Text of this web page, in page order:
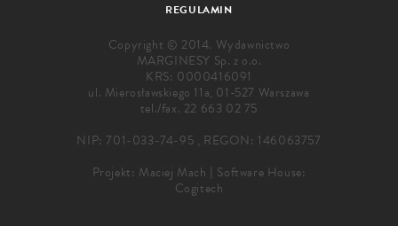
REGULAMIN
Copyright © 2014. Wydawnictwo
MARGINESY Sp. z o.o.
KRS: 0000416091
ul. Mierosławskiego 11a, 01-527 Warszawa
tel./fax. 22 663 02 75
NIP: 701-033-74-95 , REGON: 146063757
Projekt: Maciej Mach | Software House:
Cogitech